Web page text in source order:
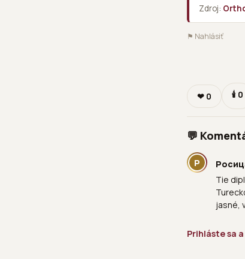
Zdroj:
⚑ Nahlásiť
❤ 0 🕯 0
💬
Р
Tie
jasné,
Prihláste sa